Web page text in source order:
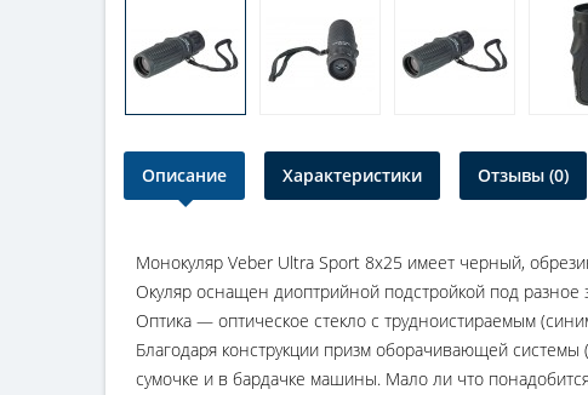
Описание Характеристики Отзывы (0)
Монокуляр Veber Ultra Sport 8x25 имеет черный,
Окуляр оснащен диоптрийной подстройкой под разное
Оптика — оптическое стекло с трудноистираемым
Благодаря конструкции призм оборачивающей
сумочке и в бардачке машины. Мало ли что